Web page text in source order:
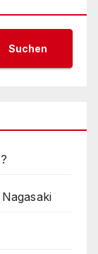
Suchen